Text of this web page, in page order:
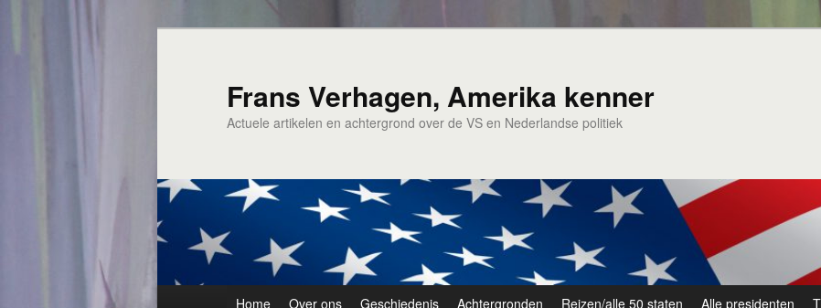
Frans Verhagen, Amerika kenner
Actuele artikelen en achtergrond over de VS en Nederlandse politiek
Home Over ons Geschiedenis Achtergronden Reizen/alle 50 staten Alle presidenten